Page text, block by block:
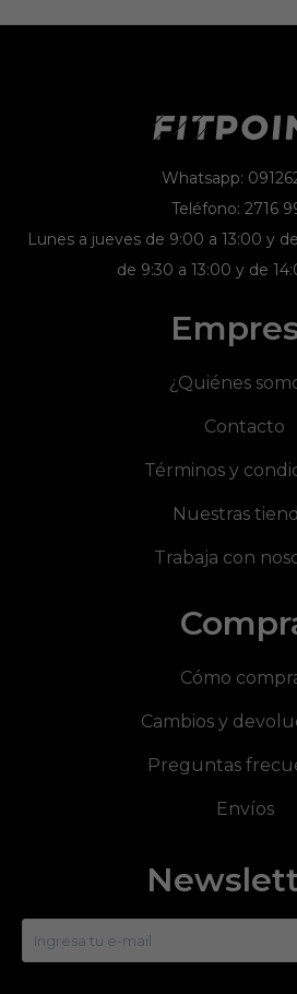
Whatsapp:
Teléfono: 2716
Lunes a jueves de 9:00 a 13:00 y
de 9:30 a 13:00 y de
¿Quiénes
Contacto
Términos y
Nuestras
Trabaja con
Cómo
Cambios y
Preguntas
Envíos